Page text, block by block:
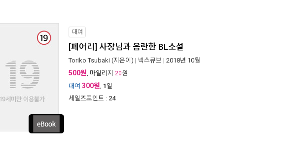
대여
[페어리] 사장님과 음란한 BL소설
Toriko Tsubaki (지은이) | 넥스큐브 | 2018년 10월
500원, 마일리지 20원
대여 300원, 1 일
세일즈포인트 : 24